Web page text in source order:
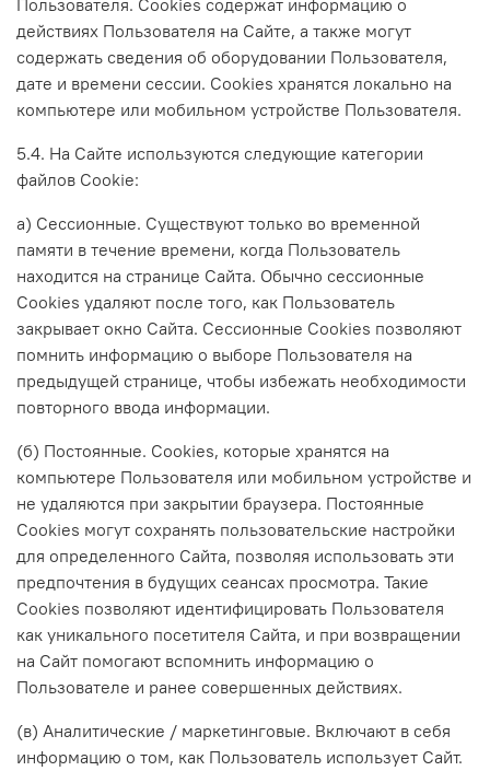
Пользователя. Cookies содержат информацию о
действиях Пользователя на Сайте, а также могут
содержать сведения об оборудовании Пользователя,
дате и времени сессии. Сookies хранятся локально на
компьютере или мобильном устройстве Пользователя.
5.4. На Сайте используются следующие категории
файлов Cookie:
а) Сессионные. Существуют только во временной
памяти в течение времени, когда Пользователь
находится на странице Сайта. Обычно сессионные
Cookies удаляют после того, как Пользователь
закрывает окно Сайта. Сессионные Cookies позволяют
помнить информацию о выборе Пользователя на
предыдущей странице, чтобы избежать необходимости
повторного ввода информации.
(б) Постоянные. Сookies, которые хранятся на
компьютере Пользователя или мобильном устройстве и
не удаляются при закрытии браузера. Постоянные
Сookies могут сохранять пользовательские настройки
для определенного Сайта, позволяя использовать эти
предпочтения в будущих сеансах просмотра. Такие
Cookies позволяют идентифицировать Пользователя
как уникального посетителя Сайта, и при возвращении
на Сайт помогают вспомнить информацию о
Пользователе и ранее совершенных действиях.
(в) Аналитические / маркетинговые. Включают в себя
информацию о том, как Пользователь использует Сайт.